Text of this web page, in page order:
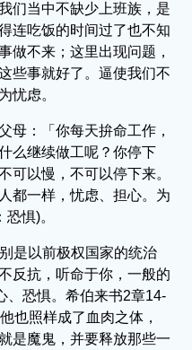
们当中不缺少上班族，是
连吃饭的时间过了也不知
做不来；这里出现问题，
些事就好了。逼使我们不
忧虑。
母：「你每天拚命工作，
么继续做工呢？你停下
可以慢，不可以停下来。
都一样，忧虑、担心。为
惧)。
是以前极权国家的统治
反抗，听命于你，一般的
、恐惧。希伯来书2章14-
也照样成了血肉之体，
是魔鬼，并要释放那些一